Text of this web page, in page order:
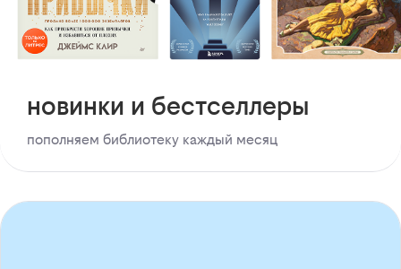
новинки и бестселлеры
пополняем библиотеку каждый месяц